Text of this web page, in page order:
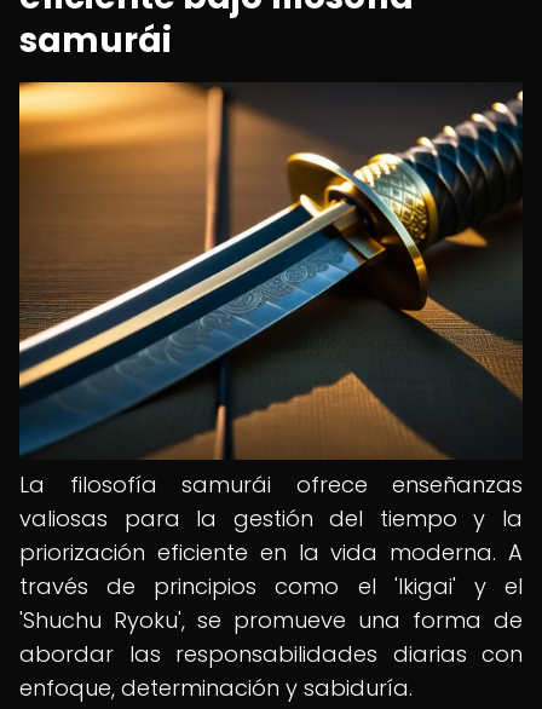
samurái
La filosofía samurái ofrece enseñanzas
valiosas para la gestión del tiempo y la
priorización eficiente en la vida moderna. A
través de principios como el 'Ikigai' y el
'Shuchu Ryoku', se promueve una forma de
abordar las responsabilidades diarias con
enfoque, determinación y sabiduría.